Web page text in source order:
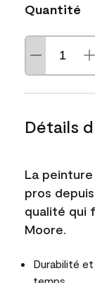
Quantité
Détails
La
pros
qualité qui
Moore.
Durabilité
temps